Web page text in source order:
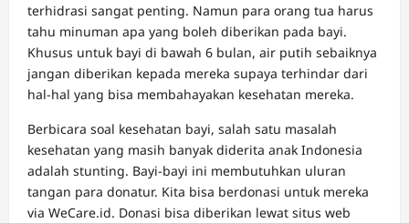
terhidrasi sangat penting. Namun para orang tua harus
tahu minuman apa yang boleh diberikan pada bayi.
Khusus untuk bayi di bawah 6 bulan, air putih sebaiknya
jangan diberikan kepada mereka supaya terhindar dari
hal-hal yang bisa membahayakan kesehatan mereka.
Berbicara soal kesehatan bayi, salah satu masalah
kesehatan yang masih banyak diderita anak Indonesia
adalah stunting. Bayi-bayi ini membutuhkan uluran
tangan para donatur. Kita bisa berdonasi untuk mereka
via WeCare.id. Donasi bisa diberikan lewat situs web